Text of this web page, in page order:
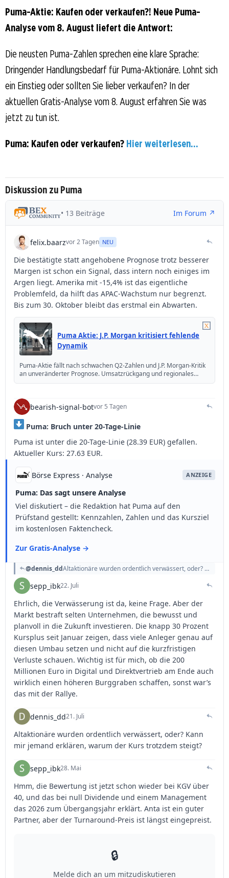
Puma-Aktie: Kaufen oder verkaufen?! Neue Puma-
Analyse vom 8. August liefert die Antwort:
Die neusten Puma-Zahlen sprechen eine klare Sprache:
Dringender Handlungsbedarf für Puma-Aktionäre. Lohnt sich
ein Einstieg oder sollten Sie lieber verkaufen? In der
aktuellen Gratis-Analyse vom 8. August erfahren Sie was
jetzt zu tun ist.
Puma: Kaufen oder verkaufen? Hier weiterlesen...
Diskussion zu Puma